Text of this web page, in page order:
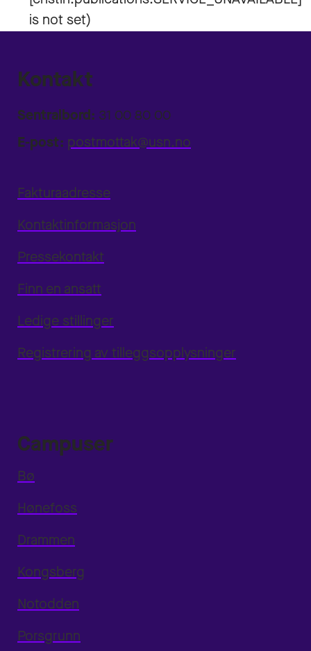
Kontakt
Sentralbord: 31 00 80 00
E-post: postmottak@usn.no
Fakturaadresse
Kontaktinformasjon
Pressekontakt
Finn en ansatt
Ledige stillinger
Registrering av tilleggsopplysninger
Campuser
Bø
Hønefoss
Drammen
Kongsberg
Notodden
Porsgrunn